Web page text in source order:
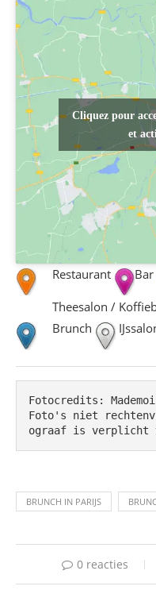
Cliquez pour
et
Restaurant Bar
Theesalon /
Brunch
Fotocredits:
Foto's niet
ograaf is verplicht
BRUNCH IN PARIJS
0 reacties